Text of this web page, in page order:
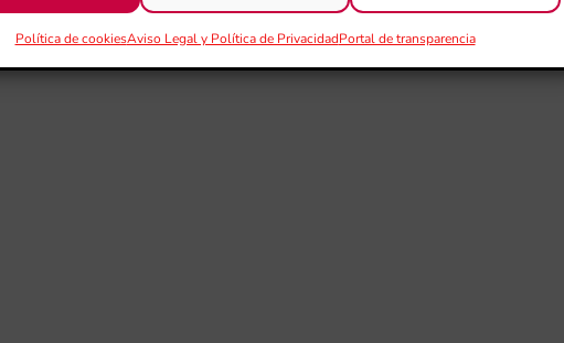
Política de cookiesAviso Legal y Política de PrivacidadPortal de transparencia